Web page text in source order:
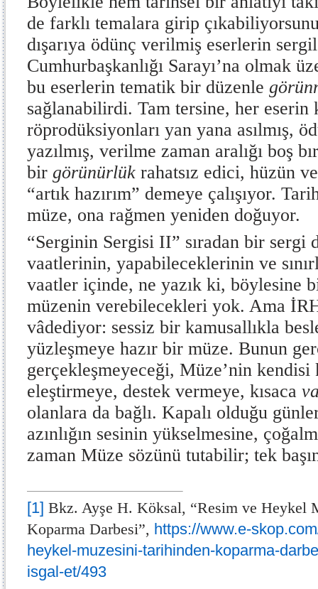
de farklı temalara girip
dışarıya ödünç verilmiş eserlerin
Cumhurbaşkanlığı Sarayı’na olmak
bu eserlerin tematik bir düzenle
sağlanabilirdi. Tam tersine, her eserin
röprodüksiyonları yan yana asılmış,
yazılmış, verilme zaman aralığı boş
bir görünürlük rahatsız edici, hüzün
“artık hazırım” demeye çalışıyor.
müze, ona rağmen yeniden doğuyor.
“Serginin Sergisi II” sıradan bir sergi
vaatlerinin, yapabileceklerinin ve
vaatler içinde, ne yazık ki, böylesine
müzenin verebilecekleri yok. Ama
vâdediyor: sessiz bir kamusallıkla
yüzleşmeye hazır bir müze. Bunun
gerçekleşmeyeceği, Müze’nin
eleştirmeye, destek vermeye, kısaca
olanlara da bağlı. Kapalı olduğu
azınlığın sesinin yükselmesine,
zaman Müze sözünü tutabilir; tek
[1] Bkz. Ayşe H. Köksal, “Resim ve Heykel
Koparma Darbesi”, https://www.e-
heykel-muzesini-tarihinden-koparma-
isgal-et/493